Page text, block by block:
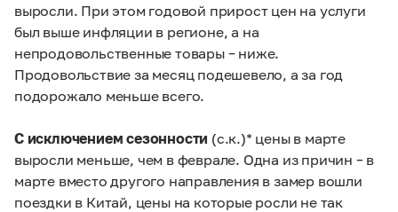
выросли. При этом годовой прирост цен на услуги
был выше инфляции в регионе, а на
непродовольственные товары – ниже.
Продовольствие за месяц подешевело, а за год
подорожало меньше всего.
С исключением сезонности (с.к.)* цены в марте
выросли меньше, чем в феврале. Одна из причин – в
марте вместо другого направления в замер вошли
поездки в Китай, цены на которые росли не так